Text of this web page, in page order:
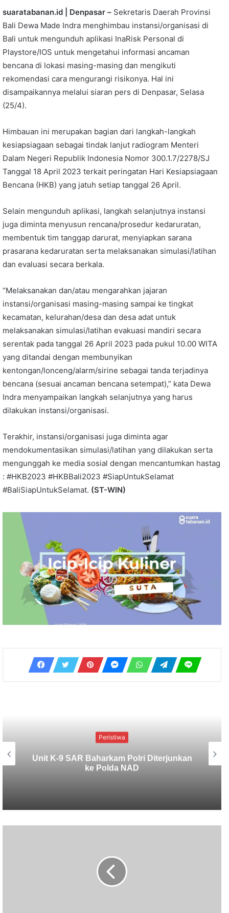
suaratabanan.id | Denpasar – Sekretaris Daerah Provinsi
Bali Dewa Made Indra menghimbau instansi/organisasi di
Bali untuk mengunduh aplikasi InaRisk Personal di
Playstore/IOS untuk mengetahui informasi ancaman
bencana di lokasi masing-masing dan mengikuti
rekomendasi cara mengurangi risikonya. Hal ini
disampaikannya melalui siaran pers di Denpasar, Selasa
(25/4).
Himbauan ini merupakan bagian dari langkah-langkah
kesiapsiagaan sebagai tindak lanjut radiogram Menteri
Dalam Negeri Republik Indonesia Nomor 300.1.7/2278/SJ
Tanggal 18 April 2023 terkait peringatan Hari Kesiapsiagaan
Bencana (HKB) yang jatuh setiap tanggal 26 April.
Selain mengunduh aplikasi, langkah selanjutnya instansi
juga diminta menyusun rencana/prosedur kedaruratan,
membentuk tim tanggap darurat, menyiapkan sarana
prasarana kedaruratan serta melaksanakan simulasi/latihan
dan evaluasi secara berkala.
“Melaksanakan dan/atau mengarahkan jajaran
instansi/organisasi masing-masing sampai ke tingkat
kecamatan, kelurahan/desa dan desa adat untuk
melaksanakan simulasi/latihan evakuasi mandiri secara
serentak pada tanggal 26 April 2023 pada pukul 10.00 WITA
yang ditandai dengan membunyikan
kentongan/lonceng/alarm/sirine sebagai tanda terjadinya
bencana (sesuai ancaman bencana setempat),” kata Dewa
Indra menyampaikan langkah selanjutnya yang harus
dilakukan instansi/organisasi.
Terakhir, instansi/organisasi juga diminta agar
mendokumentasikan simulasi/latihan yang dilakukan serta
mengunggah ke media sosial dengan mencantumkan hastag
: #HKB2023 #HKBBali2023 #SiapUntukSelamat
#BaliSiapUntukSelamat. (ST-WIN)
Peristiwa
Viral..!!! Kesembuhan Ajaib di Malam
Jumat Keliwon Gunung Padang